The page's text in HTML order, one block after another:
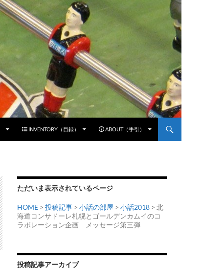
INVENTORY（目録） ABOUT（手引）
ただいま表示されているページ
HOME > 投稿記事 > 小話の部屋 > 小話2018 > 北
海道コンサドーレ札幌とゴールデンカムイのコ
ラボレーション企画 メッセージ第三弾
投稿記事アーカイブ